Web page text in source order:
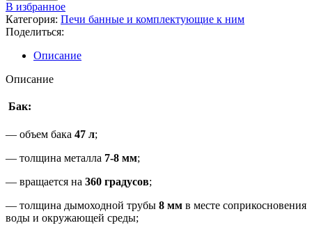
В избранное
Категория: Печи банные и комплектующие к ним
Поделиться:
Описание
Описание
Бак:
— объем бака 47 л;
— толщина металла 7-8 мм;
— вращается на 360 градусов;
— толщина дымоходной трубы 8 мм в месте соприкосновения
воды и окружающей среды;